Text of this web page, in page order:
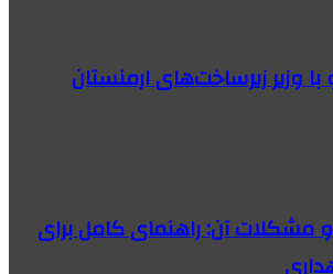
با وزیر زیرساخت‌های ارمنستان
مشکلات آن: راهنمای کامل برای